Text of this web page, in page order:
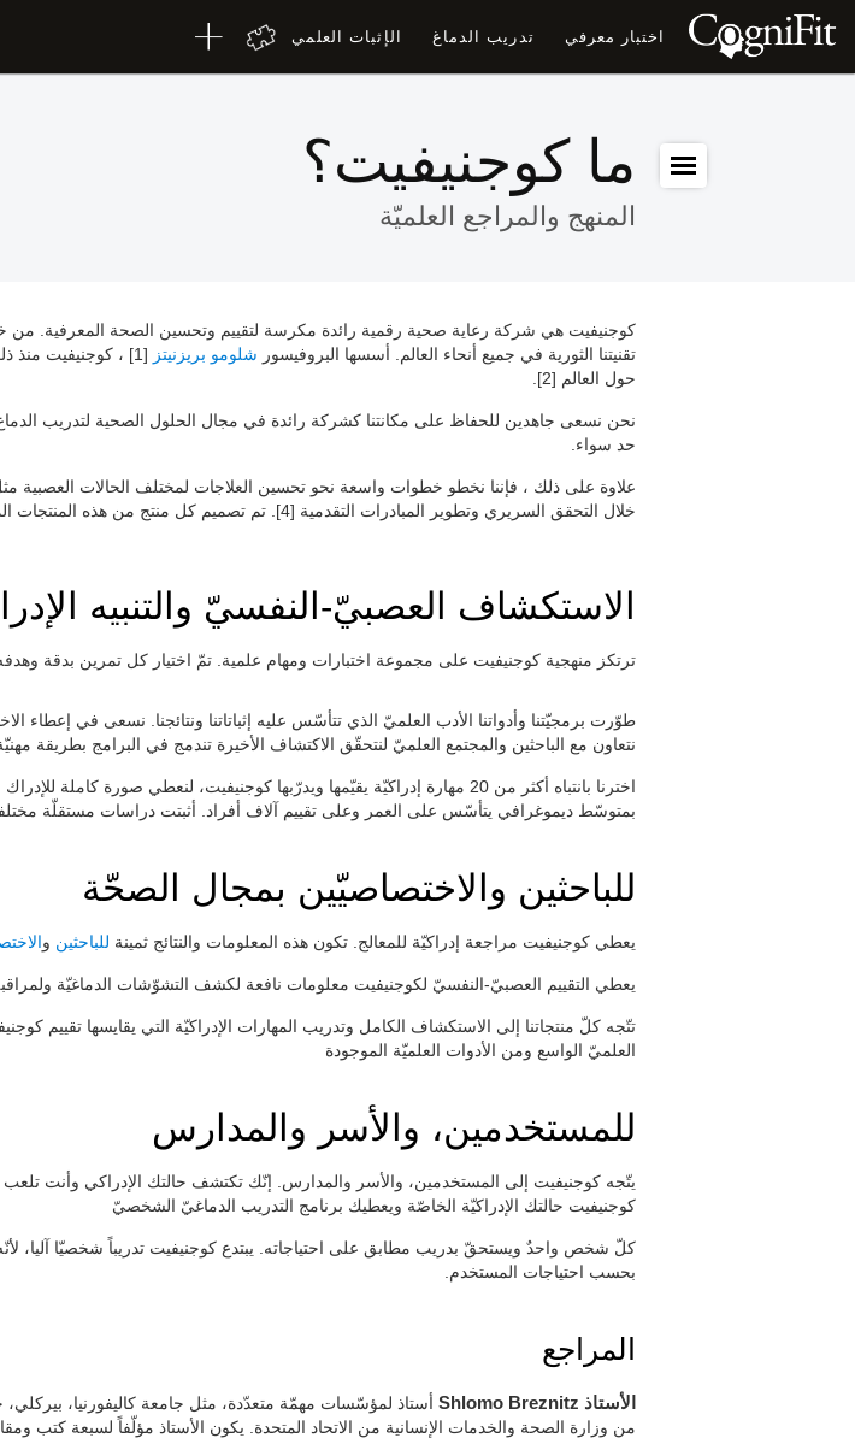
اختبار معرفي تدريب الدماغ الإثبات العلمي
ما كوجنيفيت؟
المنهج والمراجع العلميّة
تقنيتنا الثورية في جميع أنحاء العالم. أسسها البروفيسور شلومو بريزنيتز
[1] ، كوجنيفيت
حول العالم [2].
نحن نسعى جاهدين للحفاظ على مكانتنا كشركة رائدة في مجال الحلول الصحية لتدريب
حد سواء.
خلال التحقق السريري وتطوير المبادرات التقدمية [4]. تم تصميم كل منتج من هذه المنتجات المتطورة خصيصًا مع وضع راحة المستخدم في الاعتبار!
الاستكشاف العصبيّ-النفسيّ والتنبيه
ترتكز منهجية كوجنيفيت على مجموعة اختبارات ومهام علمية. تمّ اختيار كل تمرين بدقة
طوّرت برمجيّتنا وأدواتنا الأدب العلميّ الذي تتأسّس عليه إثباتاتنا ونتائجنا. نسعى في إعطاء
نتعاون مع الباحثين والمجتمع العلميّ لنتحقّق الاكتشاف الأخيرة تندمج في البرامج بطريقة
اخترنا بانتباه أكثر من 20 مهارة إدراكيّة يقيّمها ويدرّبها كوجنيفيت، لنعطي
بمتوسّط ديموغرافي يتأسّس على العمر وعلى تقييم آلاف أفراد. أثبتت دراسات مستقلّة مختلفة
للباحثين والاختصاصيّين بمجال الصحّة
يعطي كوجنيفيت مراجعة إدراكيّة للمعالج. تكون هذه المعلومات والنتائج ثمينة للباحثين و
يعطي التقييم العصبيّ-النفسيّ لكوجنيفيت معلومات نافعة لكشف التشوّشات الدماغيّة ولمراقبة
العلميّ الواسع ومن الأدوات العلميّة الموجودة
للمستخدمين، والأسر والمدارس
يتّجه كوجنيفيت إلى المستخدمين، والأسر والمدارس. إنّك تكتشف حالتك الإدراكي وأنت تلعب
كوجنيفيت حالتك الإدراكيّة الخاصّة ويعطيك برنامج التدريب الدماغيّ الشخصيّ
كلّ شخص واحدٌ ويستحقّ بدريب مطابق على احتياجاته. يبتدع كوجنيفيت تدريباً شخصيّا آليا، لأنّه
بحسب احتياجات المستخدم.
المراجع
الأستاذ Shlomo Breznitz
أستاذ لمؤسّسات مهمّة متعدّدة، مثل جامعة كاليفورنيا،
من وزارة الصحة والخدمات الإنسانية من الاتحاد المتحدة. يكون الأستاذ مؤلّفاً لسبعة كتب